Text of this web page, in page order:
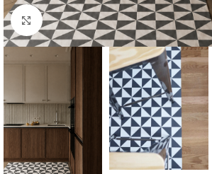
Click to enlarge